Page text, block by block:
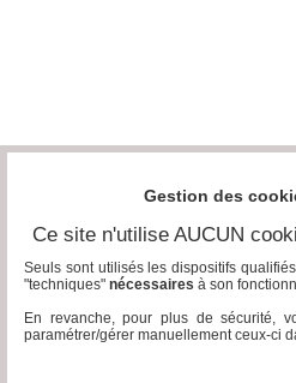
Gazette
Médias
groupe
Blogs
Prémium
Gestion des
Ce site n'utilise AUCUN
Seuls sont utilisés les dispositifs
"techniques" nécessaires à son
En revanche, pour plus de sécurité,
paramétrer/gérer manuellement ceux-ci